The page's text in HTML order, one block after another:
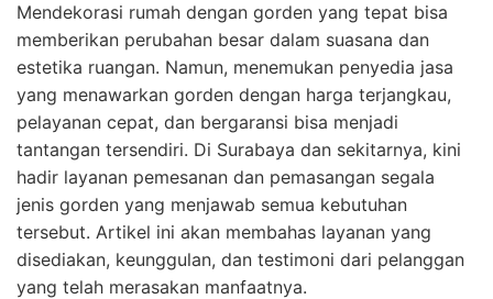
Mendekorasi rumah dengan gorden yang tepat bisa
memberikan perubahan besar dalam suasana dan
estetika ruangan. Namun, menemukan penyedia jasa
yang menawarkan gorden dengan harga terjangkau,
pelayanan cepat, dan bergaransi bisa menjadi
tantangan tersendiri. Di Surabaya dan sekitarnya, kini
hadir layanan pemesanan dan pemasangan segala
jenis gorden yang menjawab semua kebutuhan
tersebut. Artikel ini akan membahas layanan yang
disediakan, keunggulan, dan testimoni dari pelanggan
yang telah merasakan manfaatnya.